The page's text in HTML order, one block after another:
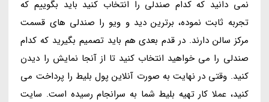
نمی دانید که کدام صندلی را انتخاب کنید باید بگوییم که
تجربه ثابت نموده، برترین دید و ویو را صندلی های قسمت
مرکز سالن دارند. در قدم بعدی هم باید تصمیم بگیرید که کدام
صندلی را می خواهید انتخاب کنید تا از آنجا نمایش را دیدن
کنید. وقتی در نهایت به صورت آنلاین پول بلیط را پرداخت می
کنید، عملا کار تهیه بلیط شما به سرانجام رسیده است. سایت